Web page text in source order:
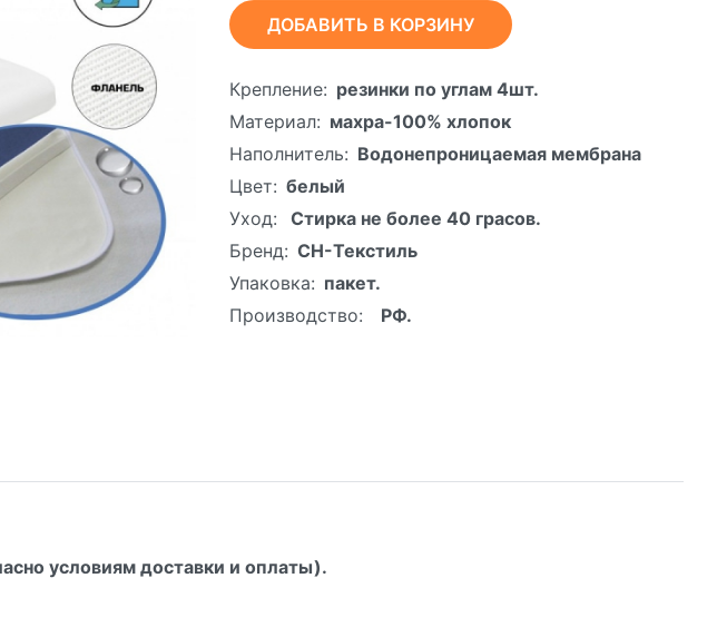
ДОБАВИТЬ В КОРЗИНУ
Крепление: резинки по углам 4шт.
Материал: махра-100% хлопок
Наполнитель: Водонепроницаемая мембрана
Цвет: белый
Уход:
Стирка не более 40 грасов.
Бренд: СН-Текстиль
Упаковка: пакет.
Производство:
РФ.
условиям доставки и оплаты).